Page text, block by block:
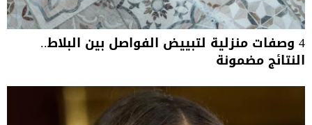
4 وصفات منزلية لتبييض الفواصل بين البلاط..
النتائج مضمونة